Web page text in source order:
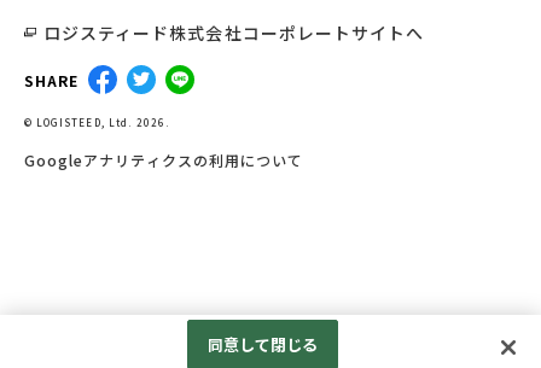
0120-668-676
ロジスティード株式会社コーポレートサイトへ
SHARE
© LOGISTEED, Ltd. 2026.
Googleアナリティクスの利用について
同意して閉じる